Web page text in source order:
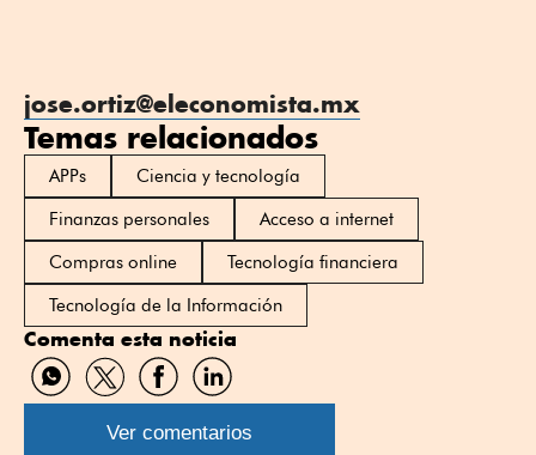
jose.ortiz@eleconomista.mx
Temas relacionados
APPs
Ciencia y tecnología
Finanzas personales
Acceso a internet
Compras online
Tecnología financiera
Tecnología de la Información
Comenta esta noticia
Compartir
por
WhatsApp
Compartir
por
Twitter
Compartir
por
Facebook
Compartir
por
Linkedin
Ver comentarios